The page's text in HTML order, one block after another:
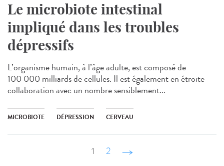
Le microbiote intestinal
impliqué dans les troubles
dépressifs
L’organisme humain, à l’âge adulte, est composé de
100 000 milliards de cellules. Il est également en étroite
collaboration avec un nombre sensiblement...
MICROBIOTE DÉPRESSION CERVEAU
1 2 suivant ›